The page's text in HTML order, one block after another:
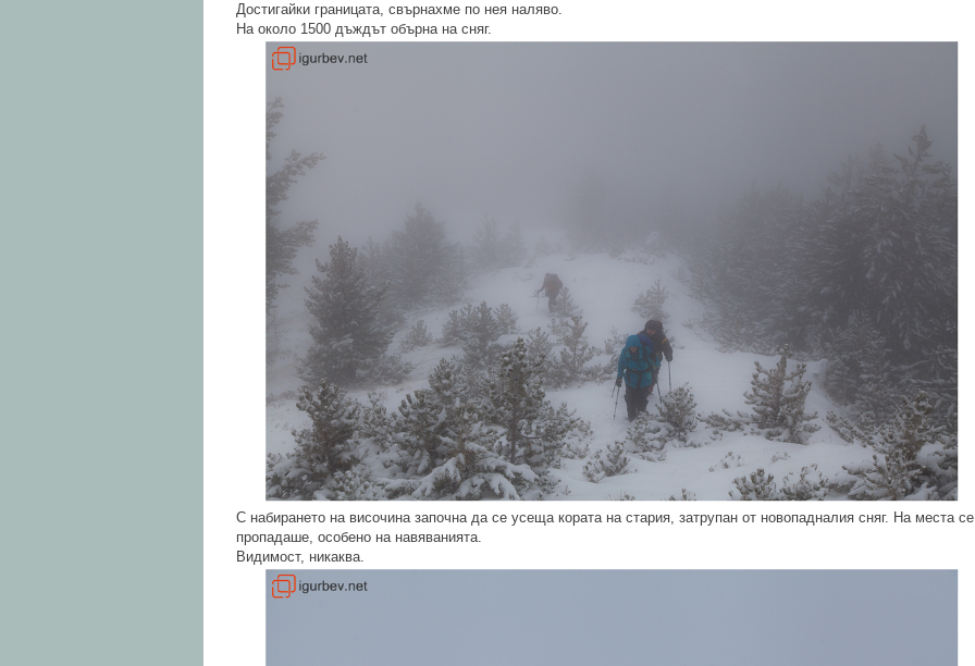
Достигайки границата, свърнахме по нея наляво.
На около 1500 дъждът обърна на сняг.
С набирането на височина започна да се усеща кората на стария, затрупан от новопадналия сняг. На места се
пропадаше, особено на навяванията.
Видимост, никаква.